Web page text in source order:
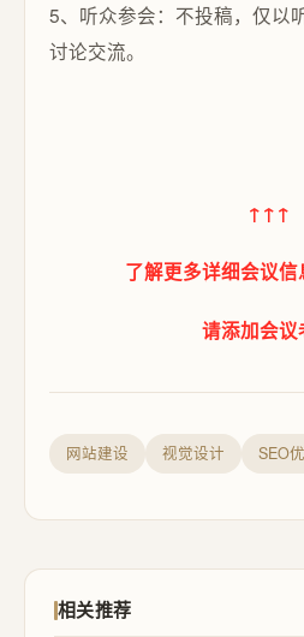
5、听众参会：不投稿，仅以
讨论交流。
↑↑↑
了解更多详细会议
请添加会议
网站建设 视觉设计 SEO
相关推荐